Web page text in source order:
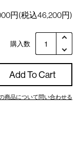
円(税込46,200円)
購入数
Add To Cart
商品について問い合わせる